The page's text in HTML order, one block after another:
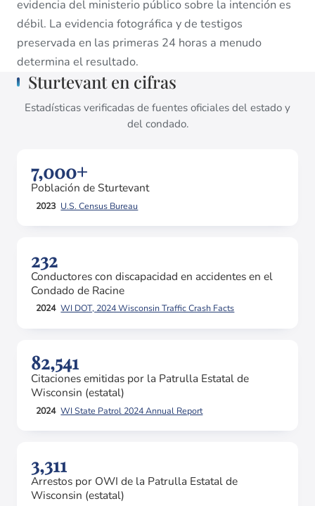
evidencia del ministerio público sobre la intención es
débil. La evidencia fotográfica y de testigos
preservada en las primeras 24 horas a menudo
determina el resultado.
Sturtevant en cifras
Estadísticas verificadas de fuentes oficiales del estado y
del condado.
7,000+
Población de Sturtevant
2023 U.S. Census Bureau
232
Conductores con discapacidad en accidentes en el
Condado de Racine
2024 WI DOT, 2024 Wisconsin Traffic Crash Facts
82,541
Citaciones emitidas por la Patrulla Estatal de
Wisconsin (estatal)
2024 WI State Patrol 2024 Annual Report
3,311
Arrestos por OWI de la Patrulla Estatal de
Wisconsin (estatal)